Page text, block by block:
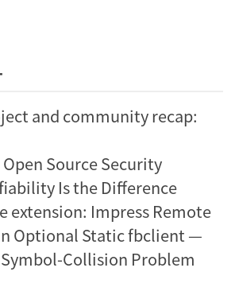
and community recap:
Open Source Security
Is the Difference
extension: Impress Remote
Optional Static fbclient —
Collision Problem